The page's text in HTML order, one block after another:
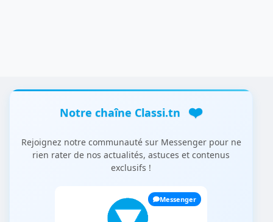
Notre chaîne Classi.tn ❤️
Rejoignez notre communauté sur Messenger pour ne
rien rater de nos actualités, astuces et contenus
exclusifs !
Messenger